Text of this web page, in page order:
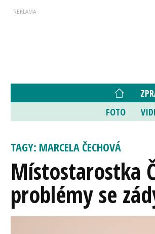
FOTO
TAGY: MARCELA ČECHOVÁ
Místostarostka
problémy se